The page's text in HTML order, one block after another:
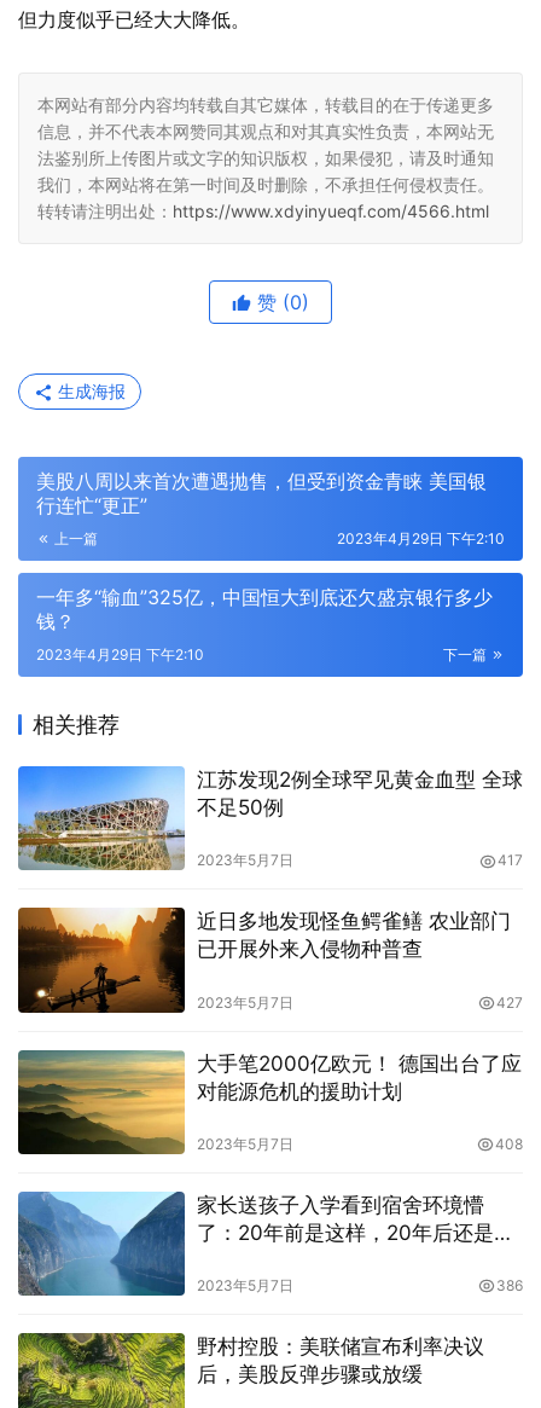
但力度似乎已经大大降低。
本网站有部分内容均转载自其它媒体，转载目的在于传递更多
信息，并不代表本网赞同其观点和对其真实性负责，本网站无
法鉴别所上传图片或文字的知识版权，如果侵犯，请及时通知
我们，本网站将在第一时间及时删除，不承担任何侵权责任。
转转请注明出处： https://www.xdyinyueqf.com/4566.html
赞 (0)
生成海报
美股八周以来首次遭遇抛售，但受到资金青睐 美国银
行连忙“更正”
上一篇 2023年4月29日 下午2:10
一年多“输血”325亿，中国恒大到底还欠盛京银行多少
钱？
下一篇
2023年4月29日 下午2:10
相关推荐
江苏发现2例全球罕见黄金血型 全球
不足50例
2023年5月7日 417
近日多地发现怪鱼鳄雀鳝 农业部门
已开展外来入侵物种普查
2023年5月7日 427
大手笔2000亿欧元！ 德国出台了应
对能源危机的援助计划
2023年5月7日 408
家长送孩子入学看到宿舍环境懵
了：20年前是这样，20年后还是这
2023年5月7日 386
野村控股：美联储宣布利率决议
后，美股反弹步骤或放缓